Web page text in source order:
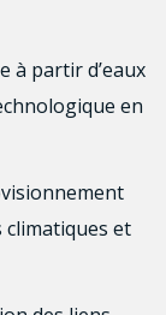
à partir d’eaux
en
climatiques et